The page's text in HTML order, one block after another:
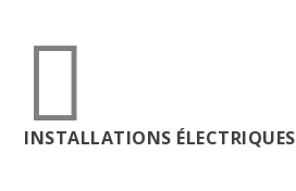

INSTALLATIONS ÉLECTRIQUES